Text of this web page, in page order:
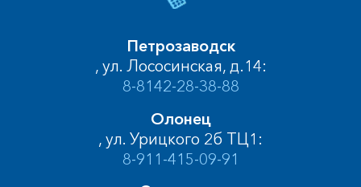
Петрозаводск
, ул. Лососинская, д.14:
8-8142-28-38-88
Олонец
, ул. Урицкого 2б ТЦ1:
8-911-415-09-91